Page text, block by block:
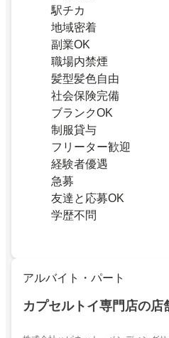
駅チカ
地域密着
副業OK
職場内禁煙
髪型髪色自由
社会保険完備
ブランクOK
制服貸与
フリーター歓迎
経験者優遇
急募
友達と応募OK
学歴不問
アルバイト・パート
カプセルトイ専門店の店